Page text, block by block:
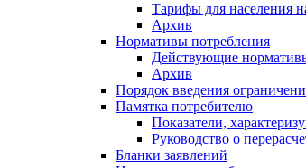
Тарифы для населения
Архив
Нормативы потребления
Действующие
Архив
Порядок введения
Памятка потребителю
Показатели,
Руководство о
Бланки заявлений